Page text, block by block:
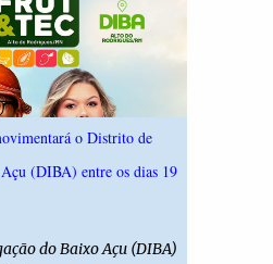
em todas as regiões do
entre os dias 18 e 22 de
possui
2,5 pontos percentuais e
95%. Registro no TSE:
o Distrito de
(DIBA) entre os dias 19
do Baixo Açu (DIBA)